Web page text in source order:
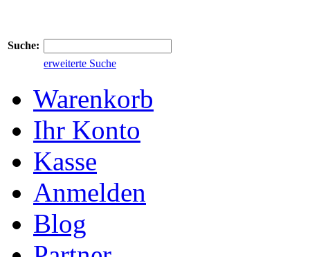
Suche:
erweiterte Suche
Warenkorb
Ihr Konto
Kasse
Anmelden
Blog